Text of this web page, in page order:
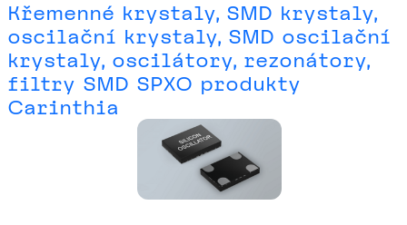
Křemenné krystaly, SMD krystaly,
oscilační krystaly, SMD oscilační
krystaly, oscilátory, rezonátory,
filtry SMD SPXO produkty
Carinthia